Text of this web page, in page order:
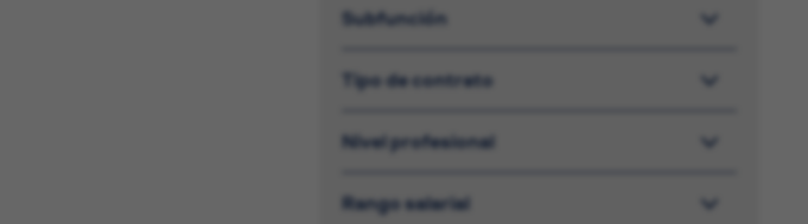
Subfunción
Tipo de contrato
Nivel profesional
Rango salarial